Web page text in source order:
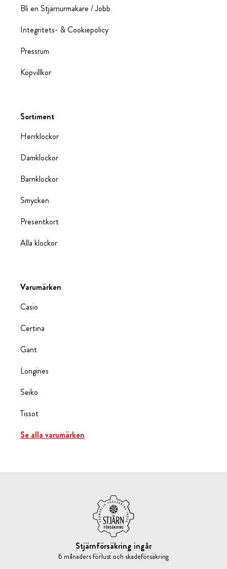
Bli en Stjärnurmakare / Jobb
Integritets- & Cookiepolicy
Pressrum
Köpvillkor
Sortiment
Herrklockor
Damklockor
Barnklockor
Smycken
Presentkort
Alla klockor
Varumärken
Casio
Certina
Gant
Longines
Seiko
Tissot
Se alla varumärken
Stjärnförsäkring ingår
6 månaders förlust och skadeförsäkring